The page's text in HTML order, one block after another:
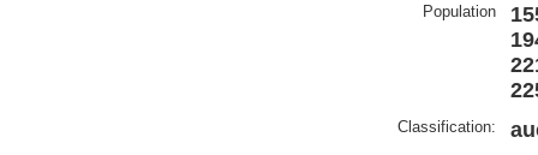
Population
Classification: